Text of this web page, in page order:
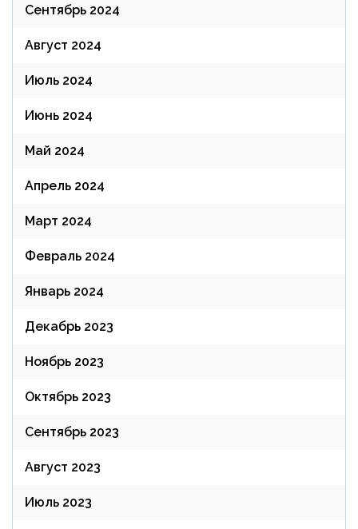
Сентябрь 2024
Август 2024
Июль 2024
Июнь 2024
Май 2024
Апрель 2024
Март 2024
Февраль 2024
Январь 2024
Декабрь 2023
Ноябрь 2023
Октябрь 2023
Сентябрь 2023
Август 2023
Июль 2023